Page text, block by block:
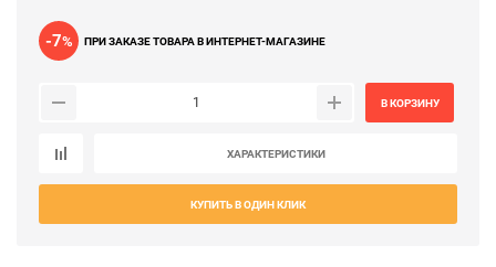
-7% ПРИ ЗАКАЗЕ ТОВАРА В ИНТЕРНЕТ-МАГАЗИНЕ
В КОРЗИНУ
ХАРАКТЕРИСТИКИ
КУПИТЬ В ОДИН КЛИК